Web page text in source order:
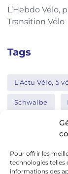
Pour offrir les
technologies telles
informations des
L’Hebdo Vélo,
Transition Vélo
Tags
L'Actu Vélo, à
Schwalbe
Thule
Réseaux